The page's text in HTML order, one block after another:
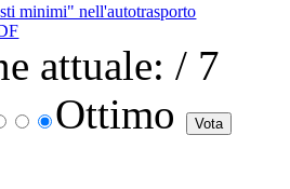
minimi" nell'autotrasporto
attuale: / 7
Ottimo